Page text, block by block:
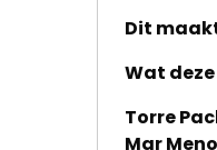
Dit
Wat
Torre
Mar